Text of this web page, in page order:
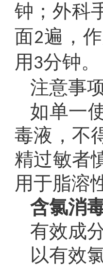
钟；外科
面2遍，
用 3分钟。
注意事
如单一
毒液，不
精过敏者
用于脂溶
含氯消
有效成
以有效